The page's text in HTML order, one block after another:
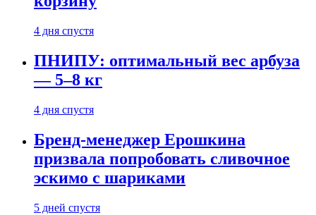
4 дня спустя
ПНИПУ: оптимальный вес арбуза
— 5–8 кг
4 дня спустя
Бренд-менеджер Ерошкина
призвала попробовать сливочное
эскимо с шариками
5 дней спустя